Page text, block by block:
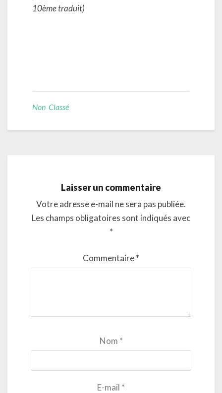
10ème traduit)
Non Classé
Laisser un commentaire
Votre adresse e-mail ne sera pas publiée.
Les champs obligatoires sont indiqués avec
*
Commentaire*
Nom *
E-mail *